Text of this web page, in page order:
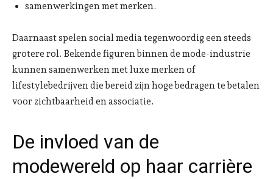
samenwerkingen met merken.
Daarnaast spelen social media tegenwoordig een steeds
grotere rol. Bekende figuren binnen de mode-industrie
kunnen samenwerken met luxe merken of
lifestylebedrijven die bereid zijn hoge bedragen te betalen
voor zichtbaarheid en associatie.
De invloed van de
modewereld op haar carrière